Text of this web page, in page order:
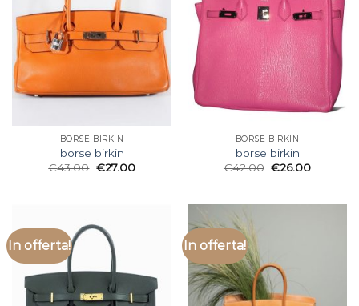
BORSE BIRKIN
borse birkin
€43.00 €27.00
BORSE BIRKIN
borse birkin
€42.00 €26.00
In offerta! In offerta!